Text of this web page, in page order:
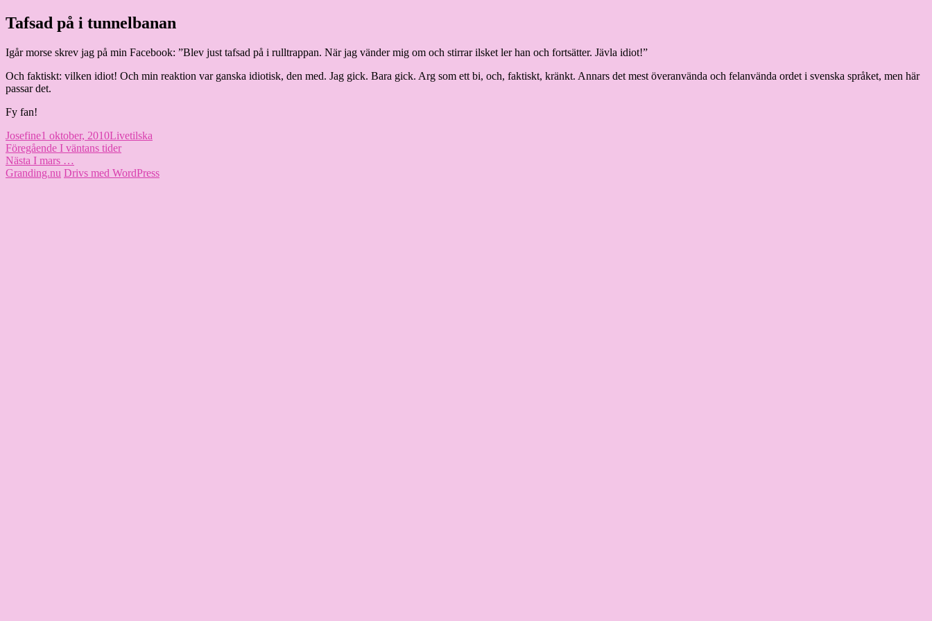
Hoppa
till
Granding.nu
Tafsad på i tunnelbanan
Igår morse skrev jag på min Facebook: ”Blev just tafsad på i rulltrappan. När jag vänder mig om och stirrar ilsket ler han och fortsätter. Jävla idiot!”
Och faktiskt: vilken idiot! Och min reaktion var ganska idiotisk, den med. Jag gick. Bara gick. Arg som ett bi, och, faktiskt, kränkt. Annars det mest överanvända och felanvända ordet i svenska språket, men här
passar det.
Fy fan!
Författare
JosefinePublicerat
den
1 oktober, 2010Kategorier
LivetEtiketter
ilska
Inläggsnavigering
Föregående Föregående
inlägg:
I väntans tider
Nästa Nästa
inlägg:
I mars …
Granding.nu Drivs med WordPress